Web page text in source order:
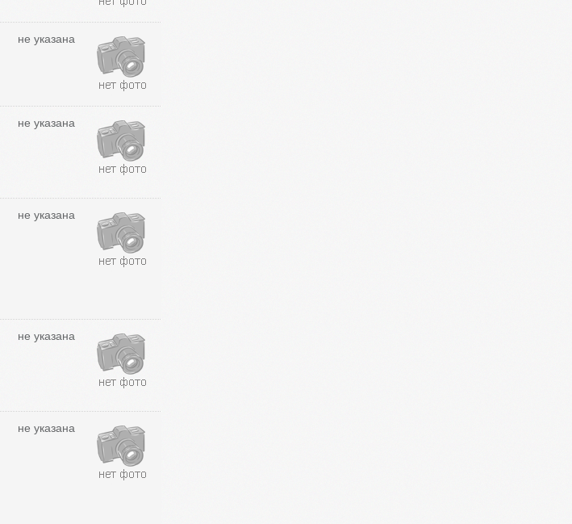
не указана
не указана
не указана
не указана
не указана